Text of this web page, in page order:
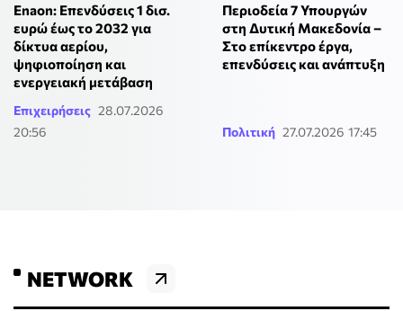
Enaon: Επενδύσεις 1 δισ.
ευρώ έως το 2032 για
δίκτυα αερίου,
ψηφιοποίηση και
ενεργειακή μετάβαση
Επιχειρήσεις 28.07.2026
20:56
Περιοδεία 7 Υπουργών
στη Δυτική Μακεδονία –
Στο επίκεντρο έργα,
επενδύσεις και ανάπτυξη
Πολιτική 27.07.2026 17:45
NETWORK